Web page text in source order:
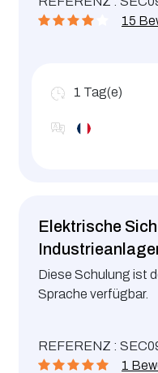
15
1 Tag(e)
Elektrische
Diese Schulung ist
Sprache verfügbar.
REFERENZ :
1